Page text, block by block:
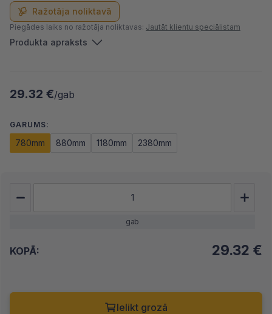
Ražotāja noliktavā
Piegādes laiks no ražotāja noliktavas: Jautāt klientu speciālistam
Produkta apraksts
29.32 €/gab
GARUMS:
780mm 880mm 1180mm 2380mm
gab
KOPĀ: 29.32 €
Ielikt grozā